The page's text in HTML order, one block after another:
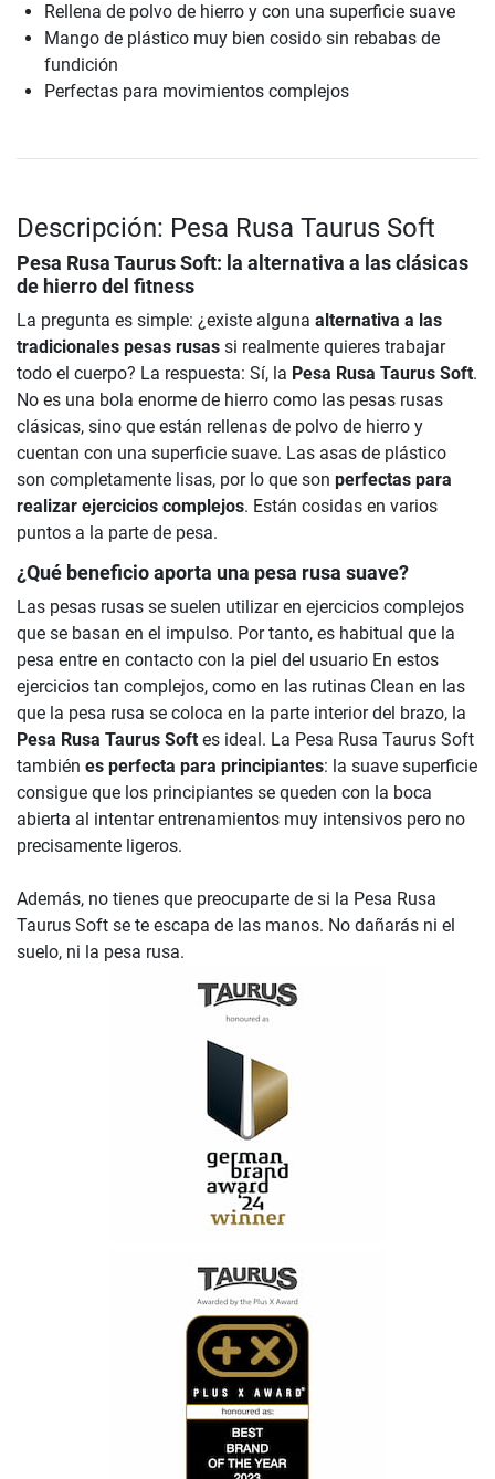
Rellena de polvo de hierro y con una superficie suave
Mango de plástico muy bien cosido sin rebabas de
fundición
Perfectas para movimientos complejos
Descripción: Pesa Rusa Taurus Soft
Pesa Rusa Taurus Soft: la alternativa a las clásicas
de hierro del fitness
La pregunta es simple: ¿existe alguna alternativa a las
tradicionales pesas rusas si realmente quieres trabajar
todo el cuerpo? La respuesta: Sí, la Pesa Rusa Taurus Soft.
No es una bola enorme de hierro como las pesas rusas
clásicas, sino que están rellenas de polvo de hierro y
cuentan con una superficie suave. Las asas de plástico
son completamente lisas, por lo que son perfectas para
realizar ejercicios complejos. Están cosidas en varios
puntos a la parte de pesa.
¿Qué beneficio aporta una pesa rusa suave?
Las pesas rusas se suelen utilizar en ejercicios complejos
que se basan en el impulso. Por tanto, es habitual que la
pesa entre en contacto con la piel del usuario En estos
ejercicios tan complejos, como en las rutinas Clean en las
que la pesa rusa se coloca en la parte interior del brazo, la
Pesa Rusa Taurus Soft es ideal. La Pesa Rusa Taurus Soft
también es perfecta para principiantes: la suave superficie
consigue que los principiantes se queden con la boca
abierta al intentar entrenamientos muy intensivos pero no
precisamente ligeros.
Además, no tienes que preocuparte de si la Pesa Rusa
Taurus Soft se te escapa de las manos. No dañarás ni el
suelo, ni la pesa rusa.